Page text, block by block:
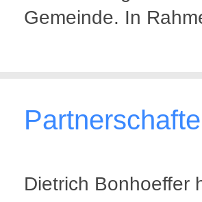
Gemeinde. In
Dietrich Bonhoeffer